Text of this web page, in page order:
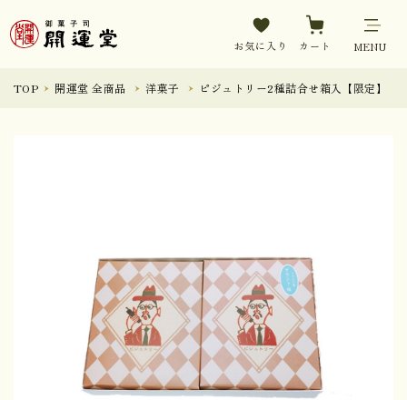
お気に入り カート MENU
TOP 開運堂 全商品 洋菓子 ピジュトリー2種詰合せ箱入【限定】